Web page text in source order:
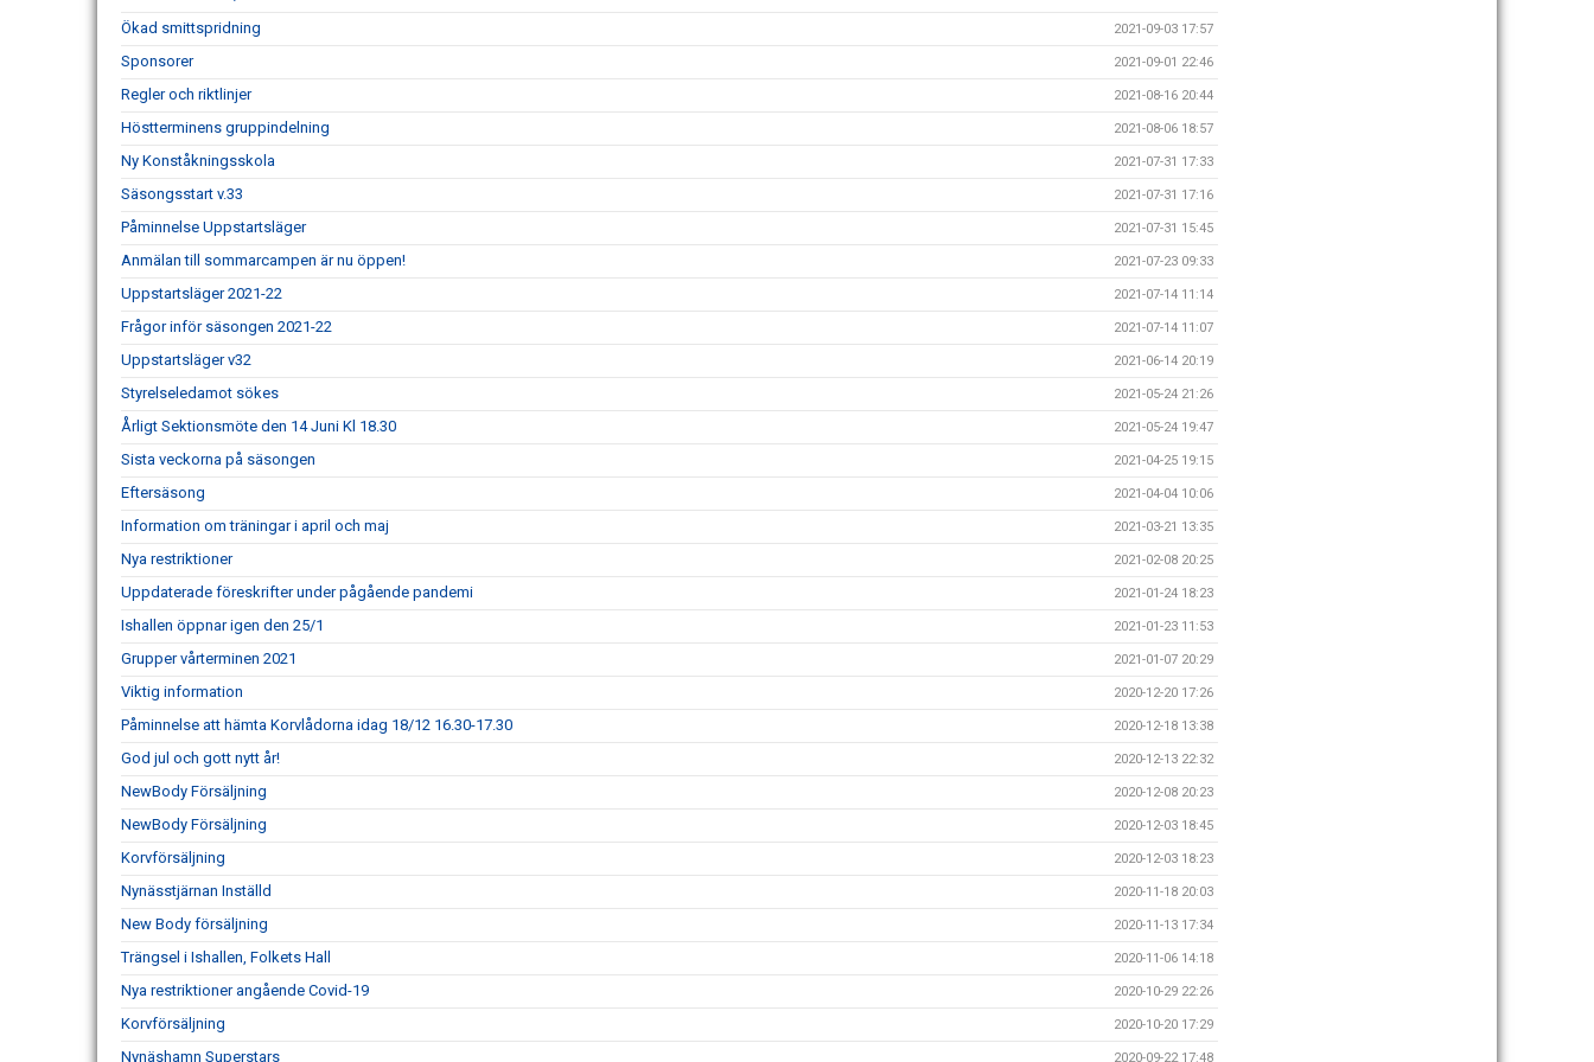
Ökad smittspridning 2021-09-03 17:57
Sponsorer 2021-09-01 22:46
Regler och riktlinjer 2021-08-16 20:44
Höstterminens gruppindelning 2021-08-06 18:57
Ny Konståkningsskola 2021-07-31 17:33
Säsongsstart v.33 2021-07-31 17:16
Påminnelse Uppstartsläger 2021-07-31 15:45
Anmälan till sommarcampen är nu öppen! 2021-07-23 09:33
Uppstartsläger 2021-22 2021-07-14 11:14
Frågor inför säsongen 2021-22 2021-07-14 11:07
Uppstartsläger v32 2021-06-14 20:19
Styrelseledamot sökes 2021-05-24 21:26
Årligt Sektionsmöte den 14 Juni Kl 18.30 2021-05-24 19:47
Sista veckorna på säsongen 2021-04-25 19:15
Eftersäsong 2021-04-04 10:06
Information om träningar i april och maj 2021-03-21 13:35
Nya restriktioner 2021-02-08 20:25
Uppdaterade föreskrifter under pågående pandemi 2021-01-24 18:23
Ishallen öppnar igen den 25/1 2021-01-23 11:53
Grupper vårterminen 2021 2021-01-07 20:29
Viktig information 2020-12-20 17:26
Påminnelse att hämta Korvlådorna idag 18/12 16.30-17.30 2020-12-18 13:38
God jul och gott nytt år! 2020-12-13 22:32
NewBody Försäljning 2020-12-08 20:23
NewBody Försäljning 2020-12-03 18:45
Korvförsäljning 2020-12-03 18:23
Nynässtjärnan Inställd 2020-11-18 20:03
New Body försäljning 2020-11-13 17:34
Trängsel i Ishallen, Folkets Hall 2020-11-06 14:18
Nya restriktioner angående Covid-19 2020-10-29 22:26
Korvförsäljning 2020-10-20 17:29
Nynäshamn Superstars 2020-09-22 17:48